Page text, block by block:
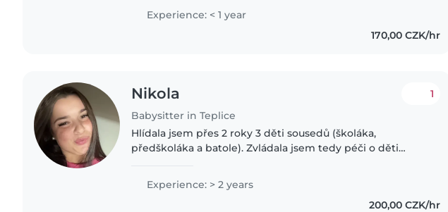
trávíme čas s dětmi. V..
Experience: < 1 year
170,00 CZK/hr
Nikola
Babysitter in Teplice
1
Hlídala jsem přes 2 roky 3 děti sousedů (školáka,
předškoláka a batole). Zvládala jsem tedy péči o děti
Jsem přirozeně empatická..
Experience: > 2 years
200,00 CZK/hr